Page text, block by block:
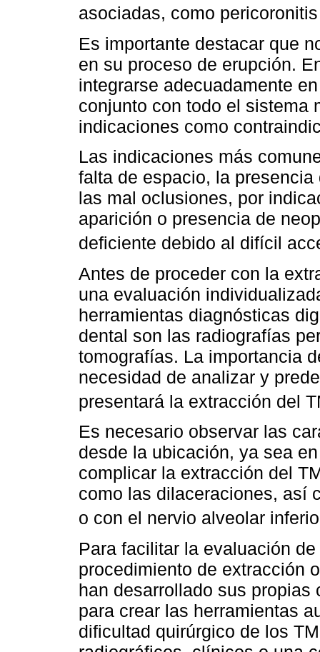
asociadas, como
Es importante destacar que
en su proceso de erupción.
integrarse adecuadamente
conjunto con todo el sistema
indicaciones como
Las indicaciones más
falta de espacio, la
las mal oclusiones, por
aparición o presencia de
deficiente debido al difícil
Antes de proceder con la
una evaluación
herramientas diagnósticas
dental son las radiografías
tomografías. La importancia
necesidad de analizar y
presentará la extracción del
Es necesario observar las
desde la ubicación, ya sea
complicar la extracción del
como las dilaceraciones, así
o con el nervio alveolar
Para facilitar la evaluación
procedimiento de extracción
han desarrollado sus
para crear las herramientas
dificultad quirúrgico de los